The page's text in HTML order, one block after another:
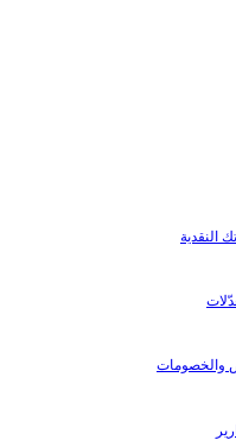
النقدية
والخصومات